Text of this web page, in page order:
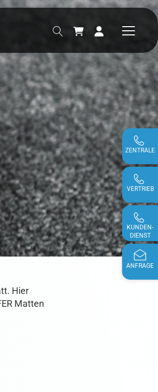
Hier
Matten
ZENTRALE
VERTRIEB
KUNDEN-
DIENST
ANFRAGE